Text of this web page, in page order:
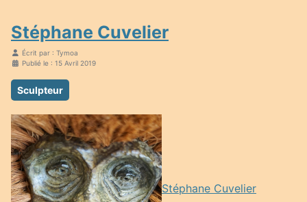
Stéphane Cuvelier
Écrit par : Tymoa
Publié le : 15 Avril 2019
Sculpteur
Stéphane Cuvelier